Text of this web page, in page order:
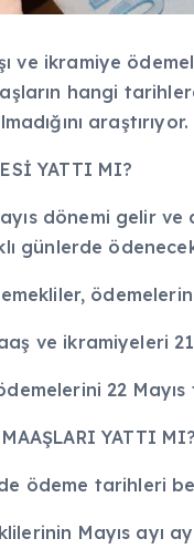
ve ikramiye
hangi
araştırıyor.
YATTI MI?
dönemi gelir ve
günlerde
ve ikramiyeleri
22 Mayıs
YATTI MI?
ödeme tarihleri
Mayıs ayı